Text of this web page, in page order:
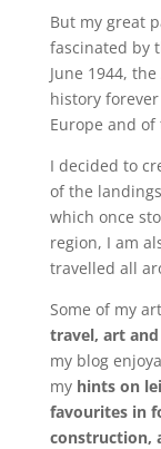
But my great
fascinated by
June 1944,
history
Europe and
I decided to
of the
which once
region, I am
travelled all
Some of my
travel, art
my blog
my hints on
favourites in
construction,